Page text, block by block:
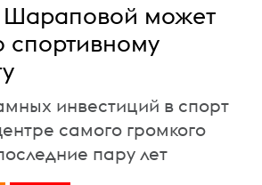
Шараповой может
спортивному
инвестиций в спорт
самого громкого
пару лет